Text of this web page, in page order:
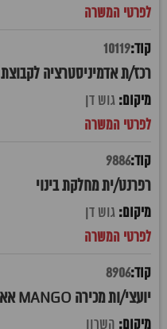
10119
רכז/ת אדמיניסטרציה לקבוצת FOX
גוש דן
9886
רפרנט/ית מחלקת בינוי
גוש דן
8906
יועצי/ות מכירה MANGO אאוטלט הרצליה
השרון